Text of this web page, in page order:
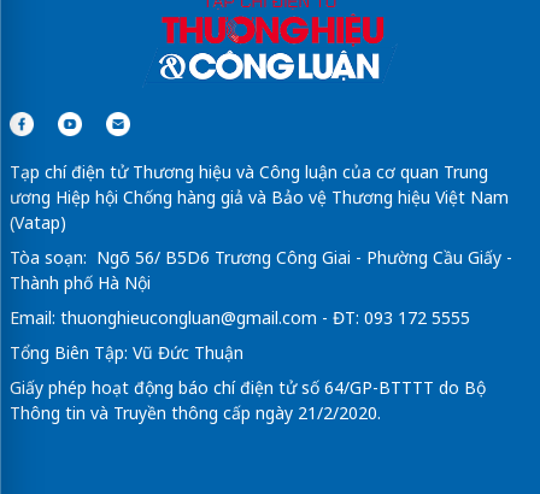
Tạp chí điện tử Thương hiệu và Công luận của cơ quan Trung
ương Hiệp hội Chống hàng giả và Bảo vệ Thương hiệu Việt Nam
(Vatap)
Tòa soạn: Ngõ 56/ B5D6 Trương Công Giai - Phường Cầu Giấy -
Thành phố Hà Nội
Email: thuonghieucongluan@gmail.com - ĐT: 093 172 5555
Tổng Biên Tập: Vũ Đức Thuận
Giấy phép hoạt động báo chí điện tử số 64/GP-BTTTT do Bộ
Thông tin và Truyền thông cấp ngày 21/2/2020.